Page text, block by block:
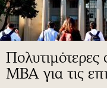
Πολυτιμότερες
MBA για τις